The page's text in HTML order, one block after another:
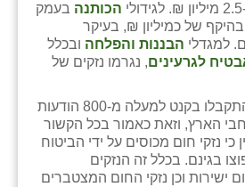
הכותנה בעמק
בהיקף של כמיליון ₪, בעיקר
למגדלי הבננות והפלחה ובכלל
לגרעינים, נגרמו נזקים של
בסה"כ, במהלך יוני התקבלו בקנט למעלה מ-800 הודעות
הארץ, וזאת כאמור בכל הקשור
כי נזקי חום מכוסים על ידי הביטוח
בגינם. בכלל זה הנזקים
ישירות וכן נזקי החום המצטברים